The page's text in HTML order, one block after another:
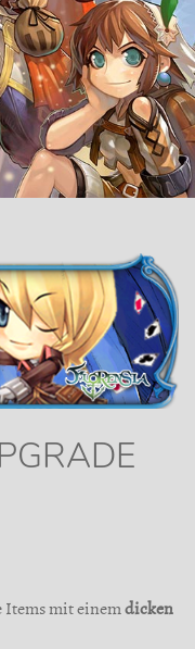
Items mit einemdicken